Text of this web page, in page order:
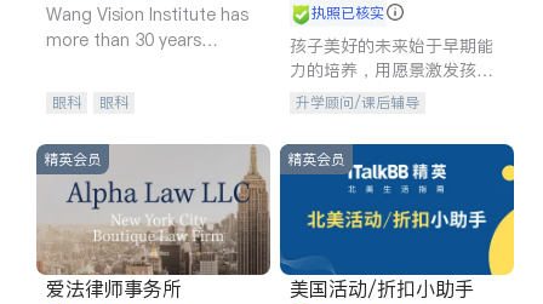
Wang Vision Institute has
more than 30 years
眼科 眼科
执照已核实
孩子美好的未来始于早期能
力的培养，用愿景激发孩子
的学习潜力和动力。理念：
拥有成长型心态是成功的基
石。
升学顾问/课后辅导
精英会员
爱法律师事务所
精英会员
美国活动/折扣小助手